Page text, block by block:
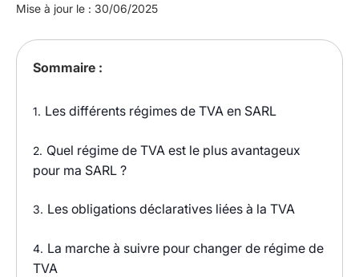
Mise à jour le : 30/06/2025
Sommaire :
1. Les différents régimes de TVA en SARL
2. Quel régime de TVA est le plus avantageux
pour ma SARL ?
3. Les obligations déclaratives liées à la TVA
4. La marche à suivre pour changer de régime de
TVA